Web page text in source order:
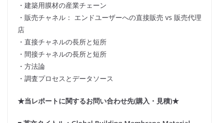
・建築用膜材の産業チェーン
・販売チャネル： エンドユーザーへの直接販売 vs 販売代理
店
・直接チャネルの長所と短所
・間接チャネルの長所と短所
・方法論
・調査プロセスとデータソース
★当レポートに関するお問い合わせ先(購入・見積)★